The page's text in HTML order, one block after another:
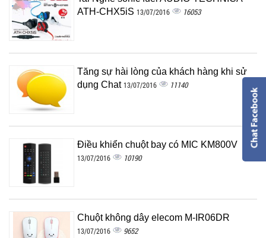
ATH-CHX5iS 13/07/2016 16053
Tăng sự hài lòng của khách hàng khi sử
dụng Chat13/07/2016 11140
Điều khiển chuột bay có MIC KM800V
13/07/2016 10190
Chuột không dây elecom M-IR06DR
13/07/2016 9652